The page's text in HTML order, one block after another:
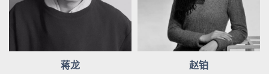
蒋龙 赵铂